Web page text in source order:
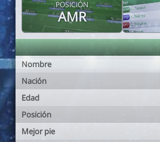
POSICIÓN
AMR
Nombre
Nación
Edad
Posición
Mejor pie